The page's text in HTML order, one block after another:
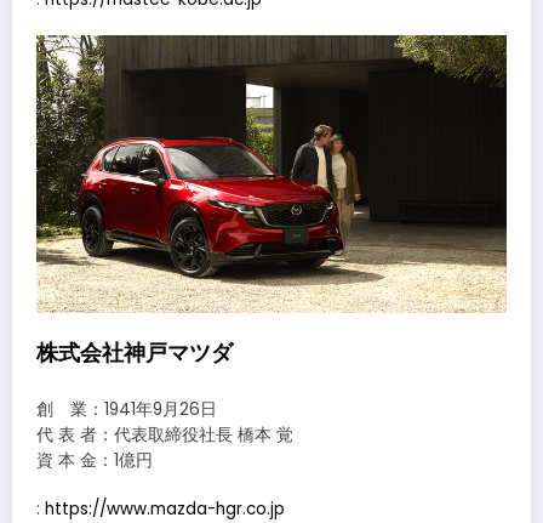
株式会社神戸マツダ
創 業：1941年9月26日
代 表 者：代表取締役社長 橋本 覚
資 本 金：1億円
: https://www.mazda-hgr.co.jp